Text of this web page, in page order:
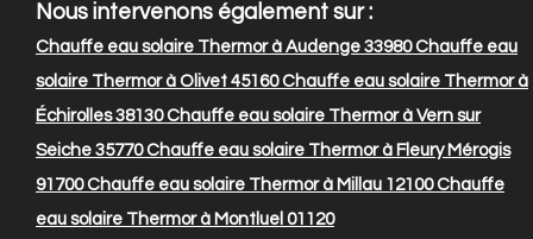
Nous intervenons également sur :
Chauffe eau solaire Thermor à Audenge 33980Chauffe eau
solaire Thermor à Olivet 45160Chauffe eau solaire Thermor à
Échirolles 38130Chauffe eau solaire Thermor à Vern sur
Seiche 35770Chauffe eau solaire Thermor à Fleury Mérogis
91700Chauffe eau solaire Thermor à Millau 12100Chauffe
eau solaire Thermor à Montluel 01120